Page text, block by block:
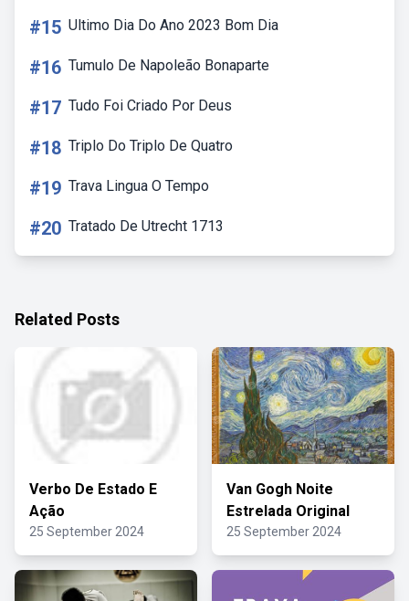
#15 Ultimo Dia Do Ano 2023 Bom Dia
#16 Tumulo De Napoleão Bonaparte
#17 Tudo Foi Criado Por Deus
#18 Triplo Do Triplo De Quatro
#19 Trava Lingua O Tempo
#20 Tratado De Utrecht 1713
Related Posts
Verbo De Estado E
Ação
25 September 2024
Van Gogh Noite
Estrelada Original
25 September 2024